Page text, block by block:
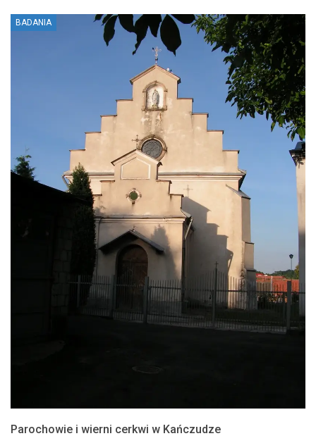
BADANIA
Parochowie i wierni cerkwi w Kańczudze